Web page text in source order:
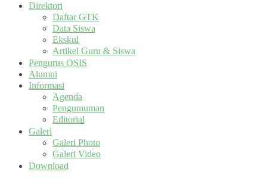
Direktori
Daftar GTK
Data Siswa
Ekskul
Artikel Guru & Siswa
Pengurus OSIS
Alumni
Informasi
Agenda
Pengumuman
Editorial
Galeri
Galeri Photo
Galeri Video
Download